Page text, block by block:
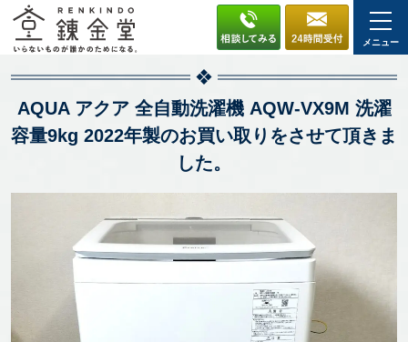
メニュー
AQUA アクア 全自動洗濯機 AQW-VX9M 洗濯
容量9kg 2022年製のお買い取りをさせて頂きま
した。